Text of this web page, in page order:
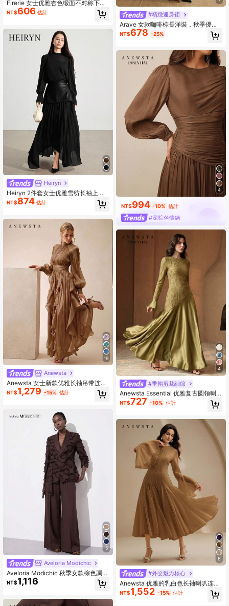
Firerie 女士优雅杏色缎面不对称下摆
缎面半身裙
NT$606 估計
Heiryn
Heiryn 2件套女士优雅雪纺长袖上衣
和百褶裙套装，秋季
NT$874 估計
19
Anewsta
Anewsta 女士新款优雅长袖吊带连衣
裙，腰部褶裥设计，闪亮波浪裙摆，
咖啡色，适合宴会、派对、聚会等场
NT$1,279 -15% 估計
5
Aveloria Modichic
Aveloria Modichic 秋季女款棕色調3
D花朵貼花流蘇厚實面料拼接腰帶設
計復古西裝外套配寬腿西裝褲套裝，
漫通勤休閒派對晚宴儀式百搭中性風
NT$1,116
#精緻連身裙
Arave 女款咖啡棕長洋裝，秋季優雅
用餐針織彈性網布，圓領挺肩不對稱
針織拼接設計
NT$678 -25%
4
NT$994 -10% 估計
#深棕色情緒
4
#垂褶剪裁細節
Anewsta Essential 优雅复古圆领喇
叭袖不对称下摆连衣裙，女士春夏新
NT$727 -10% 估計
6
#外交魅力核心
Anewsta 优雅的乳白色长袖喇叭连衣
裙，纽扣喇叭袖
NT$1,552 -15% 估計